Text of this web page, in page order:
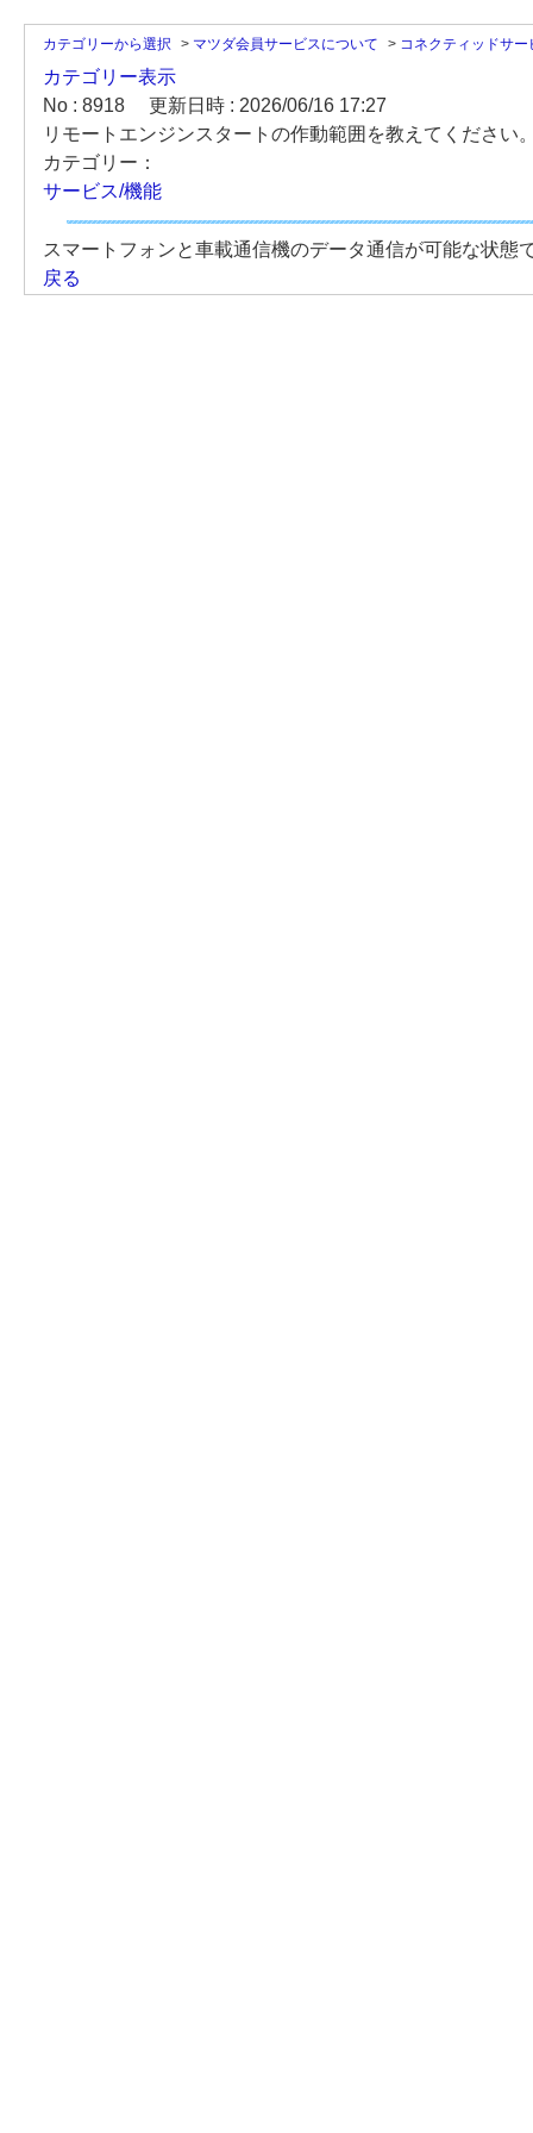
カテゴリーから選択 > マツダ会員サービスについて > コネクティッドサー
カテゴリー表示
No : 8918
更新日時 : 2026/06/16 17:27
リモートエンジンスタートの作動範囲を教えてください
カテゴリー：
サービス/機能
スマートフォンと車載通信機のデータ通信が可能な状態
戻る